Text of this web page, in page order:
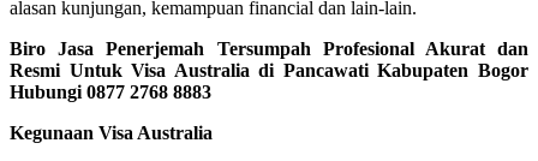
alasan kunjungan, kemampuan financial dan lain-lain.
Biro Jasa Penerjemah Tersumpah Profesional Akurat dan
Resmi Untuk Visa Australia di Pancawati Kabupaten Bogor
Hubungi 0877 2768 8883
Kegunaan Visa Australia